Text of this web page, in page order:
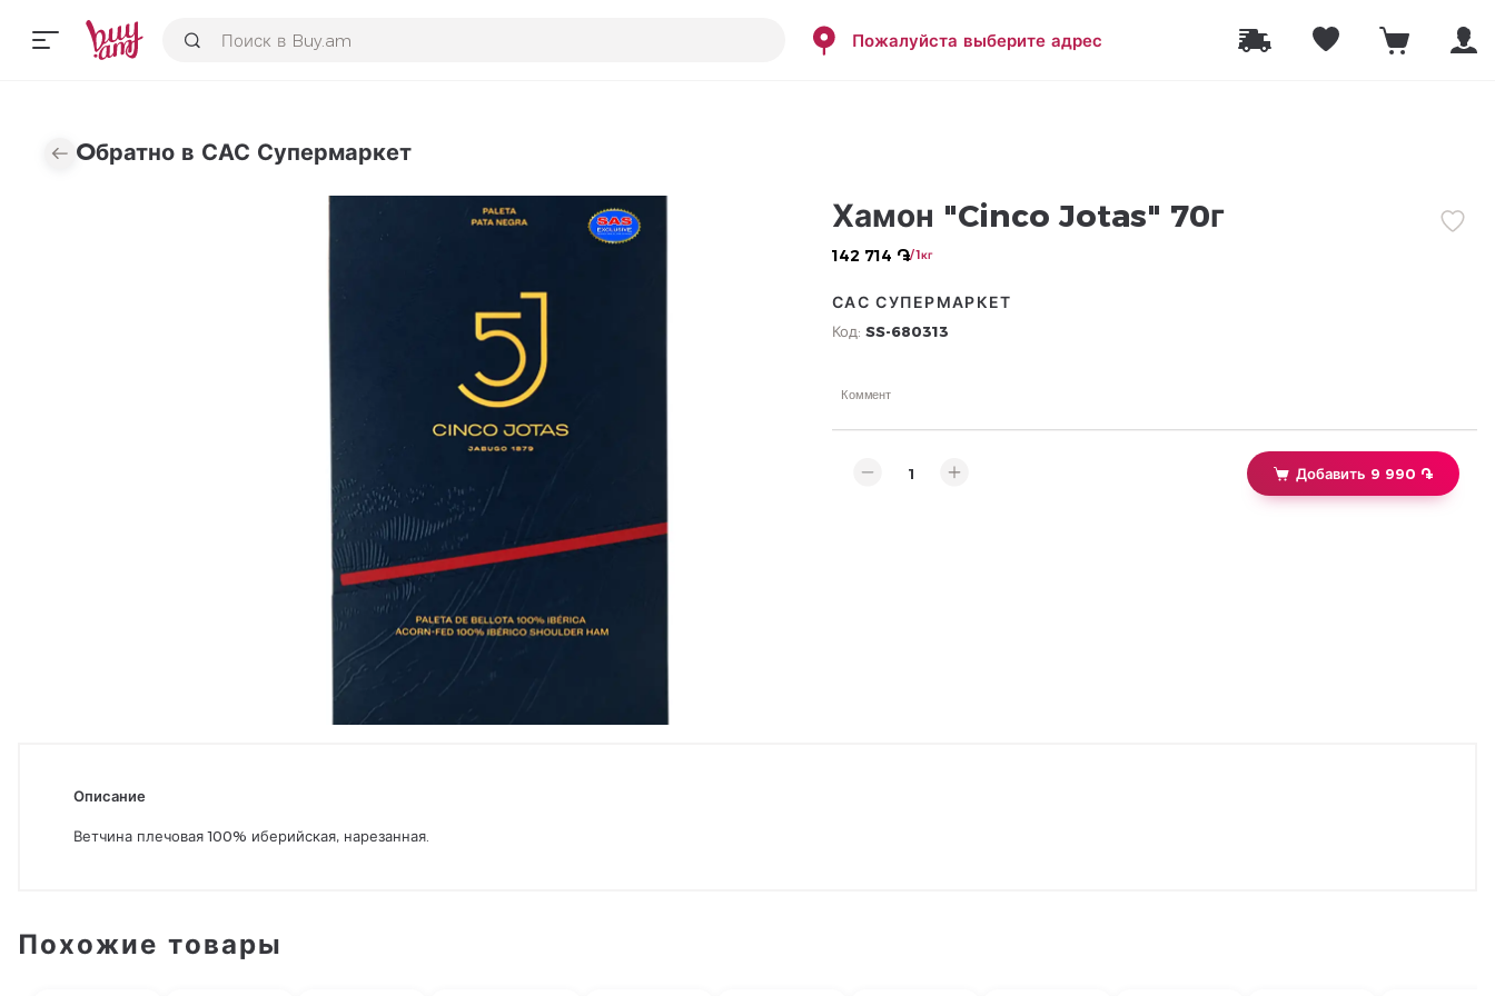
Пожалуйста выберите адрес
Օбратно в САС Супермаркет
Хамон "Cinco Jotas" 70г
142 714 ֏/ 1кг
САС СУПЕРМАРКЕТ
Код: SS-680313
Коммент
Добавить 9 990 ֏
Описание
Ветчина плечовая 100% иберийская, нарезанная.
Похожие товары